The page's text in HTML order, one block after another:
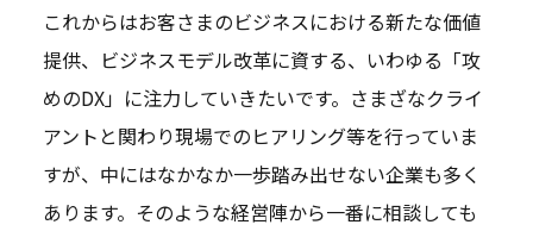
これからはお客さまのビジネスにおける新たな価値
提供、ビジネスモデル改革に資する、いわゆる「攻
めのDX」に注力していきたいです。さまざなクライ
アントと関わり現場でのヒアリング等を行っていま
すが、中にはなかなか一歩踏み出せない企業も多く
あります。そのような経営陣から一番に相談しても